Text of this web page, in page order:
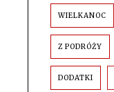
WIELKANOC
Z PODRÓŻY
DODATKI